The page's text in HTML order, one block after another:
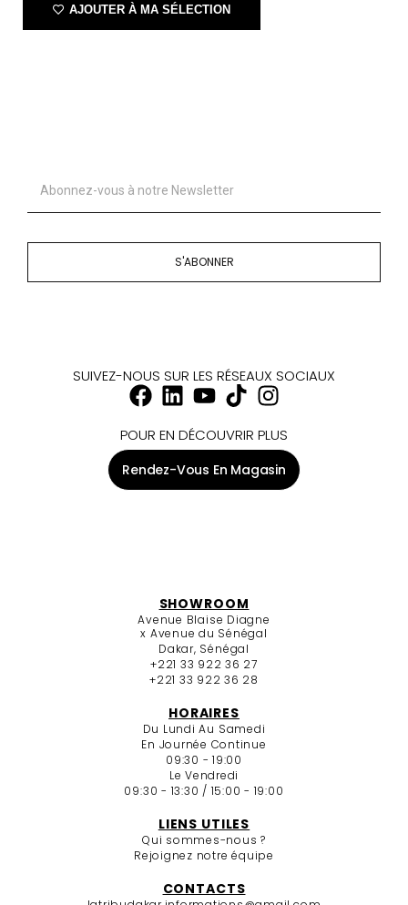
AJOUTER À MA SÉLECTION
S'ABONNER
SUIVEZ-NOUS SUR LES RÉSEAUX SOCIAUX
POUR EN DÉCOUVRIR PLUS
Rendez-Vous En Magasin
SHOWROOM
Avenue Blaise Diagne
x Avenue du Sénégal
Dakar, Sénégal
+221 33 922 36 27
+221 33 922 36 28
HORAIRES
Du Lundi Au Samedi
En Journée Continue
09:30 - 19:00
Le Vendredi
09:30 - 13:30 / 15:00 - 19:00
LIENS UTILES
Qui sommes-nous ?
Rejoignez notre équipe
CONTACTS